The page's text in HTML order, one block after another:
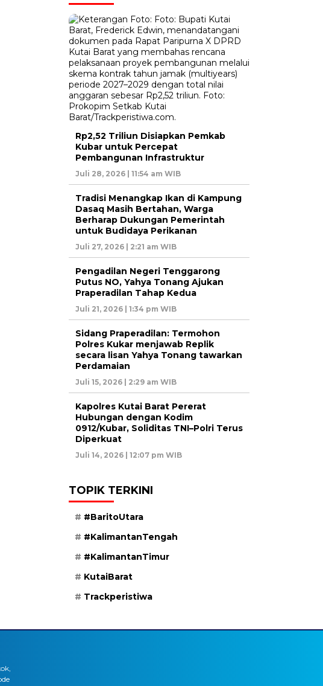
Rp2,52 Triliun Disiapkan Pemkab
Kubar untuk Percepat
Pembangunan Infrastruktur
Juli 28, 2026 | 11:54 am WIB
Tradisi Menangkap Ikan di Kampung
Dasaq Masih Bertahan, Warga
Berharap Dukungan Pemerintah
untuk Budidaya Perikanan
Juli 27, 2026 | 2:21 am WIB
Pengadilan Negeri Tenggarong
Putus NO, Yahya Tonang Ajukan
Praperadilan Tahap Kedua
Juli 21, 2026 | 1:34 pm WIB
Sidang Praperadilan: Termohon
Polres Kukar menjawab Replik
secara lisan Yahya Tonang tawarkan
Perdamaian
Juli 15, 2026 | 2:29 am WIB
Kapolres Kutai Barat Pererat
Hubungan dengan Kodim
0912/Kubar, Soliditas TNI–Polri Terus
Diperkuat
Juli 14, 2026 | 12:07 pm WIB
TOPIK TERKINI
#BaritoUtara
#KalimantanTengah
#KalimantanTimur
KutaiBarat
Trackperistiwa